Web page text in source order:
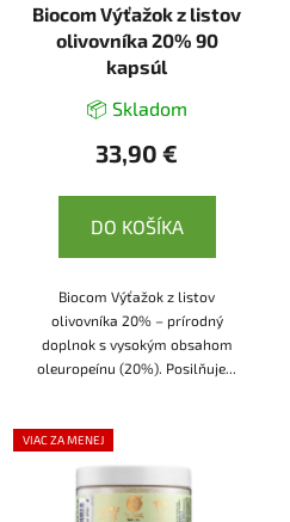
Biocom Výťažok z listov
olivovníka 20% 90
kapsúl
📦 Skladom
33,90 €
DO KOŠÍKA
Biocom Výťažok z listov
olivovníka 20% – prírodný
doplnok s vysokým obsahom
oleuropeínu (20%). Posilňuje...
VIAC ZA MENEJ